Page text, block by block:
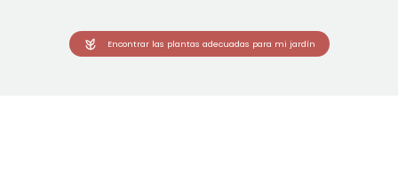
Encontrar las plantas adecuadas para mi jardín